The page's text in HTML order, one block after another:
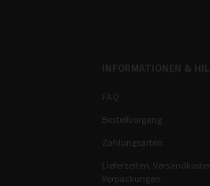
INFORMATIONEN &
FAQ
Bestellvorgang
Zahlungsarten
Lieferzeiten,
Verpackungen